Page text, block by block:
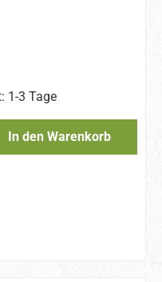
1-3 Tage
In den Warenkorb